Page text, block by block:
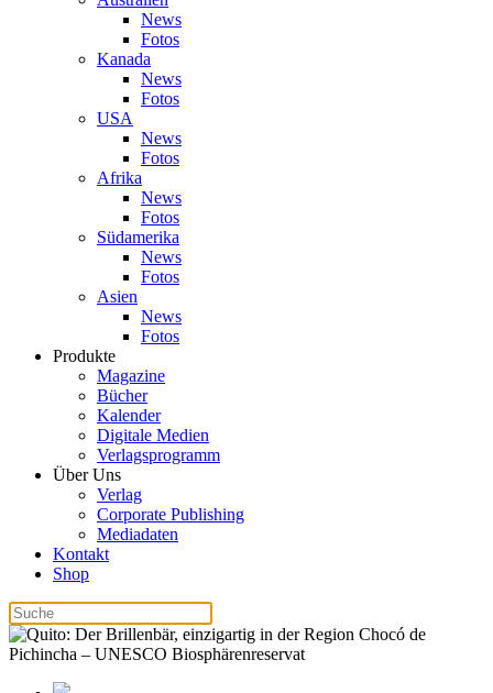
News
Fotos
Kanada
News
Fotos
USA
News
Fotos
Afrika
News
Fotos
Südamerika
News
Fotos
Asien
News
Fotos
Produkte
Magazine
Bücher
Kalender
Digitale Medien
Verlagsprogramm
Über Uns
Verlag
Corporate Publishing
Mediadaten
Kontakt
Shop